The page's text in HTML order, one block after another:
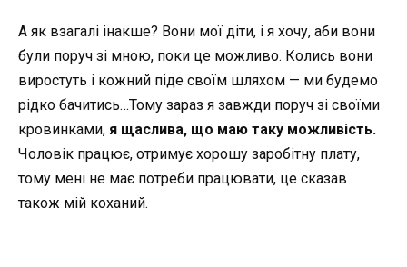
А як взагалі інакше? Вони мої діти, і я хочу, аби вони
були поруч зі мною, поки це можливо. Колись вони
виростуть і кожний піде своїм шляхом — ми будемо
рідко бачитись…Тому зараз я завжди поруч зі своїми
кровинками, я щаслива, що маю таку можливість.
Чоловік працює, отримує хорошу заробітну плату,
тому мені не має потреби працювати, це сказав
також мій коханий.